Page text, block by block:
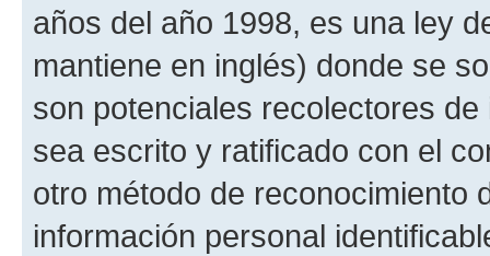
años del año 1998, es una ley
mantiene en inglés) donde se
son potenciales recolectores
sea escrito y ratificado con el
otro método de reconocimiento
información personal